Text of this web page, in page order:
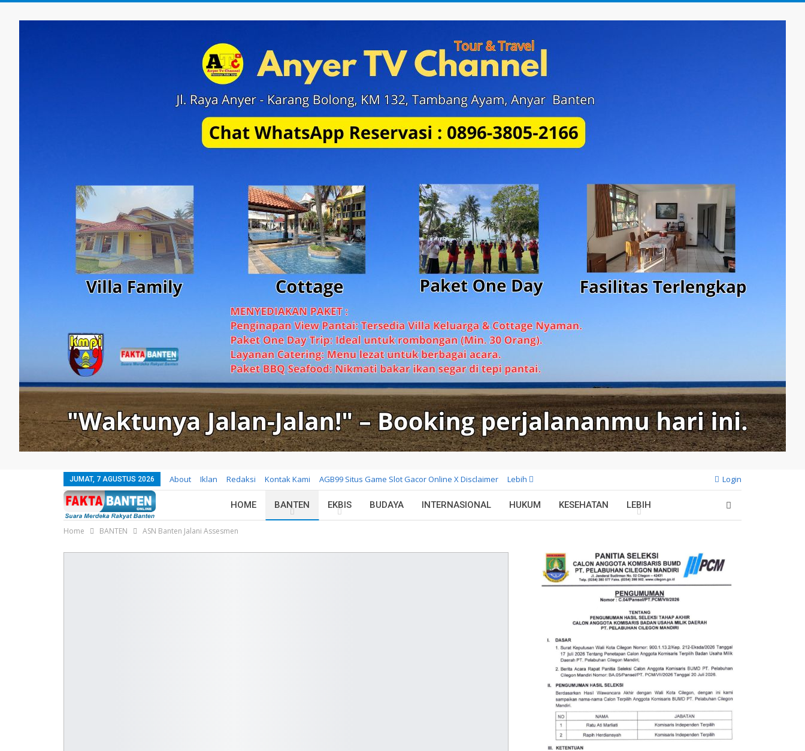
Login
JUMAT, 7 AGUSTUS 2026 About Iklan Redaksi Kontak Kami AGB99 Situs Game Slot Gacor Online X Disclaimer Lebih
HOME BANTEN EKBIS BUDAYA INTERNASIONAL HUKUM KESEHATAN LEBIH
Home BANTEN ASN Banten Jalani Assesmen